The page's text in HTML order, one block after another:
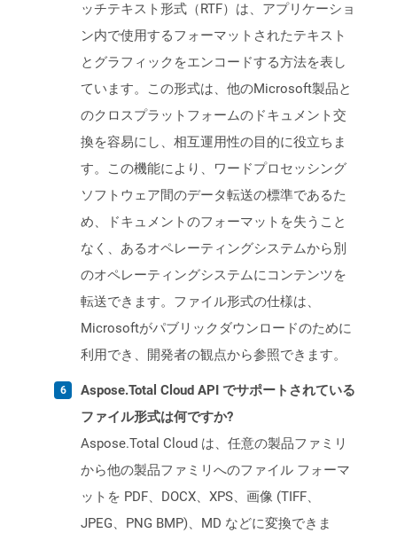
ッチテキスト形式（RTF）は、アプリケーショ
ン内で使用するフォーマットされたテキスト
とグラフィックをエンコードする方法を表し
ています。この形式は、他のMicrosoft製品と
のクロスプラットフォームのドキュメント交
換を容易にし、相互運用性の目的に役立ちま
す。この機能により、ワードプロセッシング
ソフトウェア間のデータ転送の標準であるた
め、ドキュメントのフォーマットを失うこと
なく、あるオペレーティングシステムから別
のオペレーティングシステムにコンテンツを
転送できます。ファイル形式の仕様は、
Microsoftがパブリックダウンロードのために
利用でき、開発者の観点から参照できます。
Aspose.Total Cloud API でサポートされている
ファイル形式は何ですか?
Aspose.Total Cloud は、任意の製品ファミリ
から他の製品ファミリへのファイル フォーマ
ットを PDF、DOCX、XPS、画像 (TIFF、
JPEG、PNG BMP)、MD などに変換できま